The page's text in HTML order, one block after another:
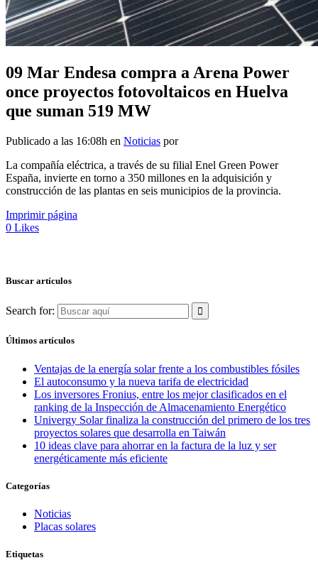
09 Mar Endesa compra a Arena Power
once proyectos fotovoltaicos en Huelva
que suman 519 MW
Publicado a las 16:08h en Noticias por
La compañía eléctrica, a través de su filial Enel Green Power
España, invierte en torno a 350 millones en la adquisición y
construcción de las plantas en seis municipios de la provincia.
Imprimir página
0 Likes
Buscar artículos
Search for:
Últimos artículos
Ventajas de la energía solar frente a los combustibles fósiles
El autoconsumo y la nueva tarifa de electricidad
Los inversores Fronius, entre los mejor clasificados en el
ranking de la Inspección de Almacenamiento Energético
Univergy Solar finaliza la construcción del primero de los tres
proyectos solares que desarrolla en Taiwán
10 ideas clave para ahorrar en la factura de la luz y ser
energéticamente más eficiente
Categorías
Noticias
Placas solares
Etiquetas